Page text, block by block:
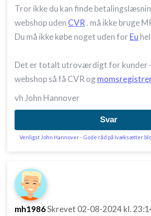
Tror ikke du kan finde
webshop uden CVR . må ikke bruge
Du må ikke købe noget uden for Eu
Det er totalt utroværdigt for kunder -
webshop så få CVR og
vh John Hannover
Svar
Venligst John Hannover - Gode råd på Ivæksætter
mh1986Skrevet 02-08-2024kl.